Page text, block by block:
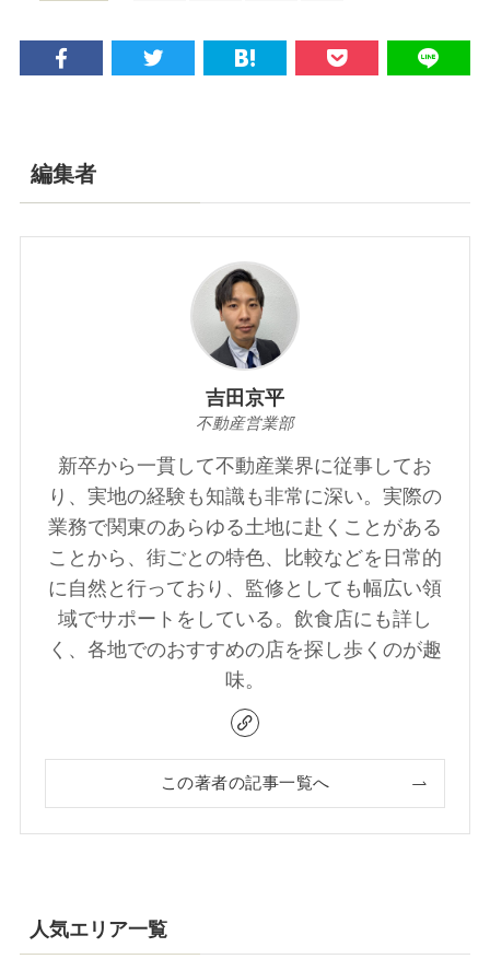
編集者
吉田京平
不動産営業部
新卒から一貫して不動産業界に従事してお
り、実地の経験も知識も非常に深い。実際の
業務で関東のあらゆる土地に赴くことがある
ことから、街ごとの特色、比較などを日常的
に自然と行っており、監修としても幅広い領
域でサポートをしている。飲食店にも詳し
く、各地でのおすすめの店を探し歩くのが趣
味。
この著者の記事一覧へ
人気エリア一覧